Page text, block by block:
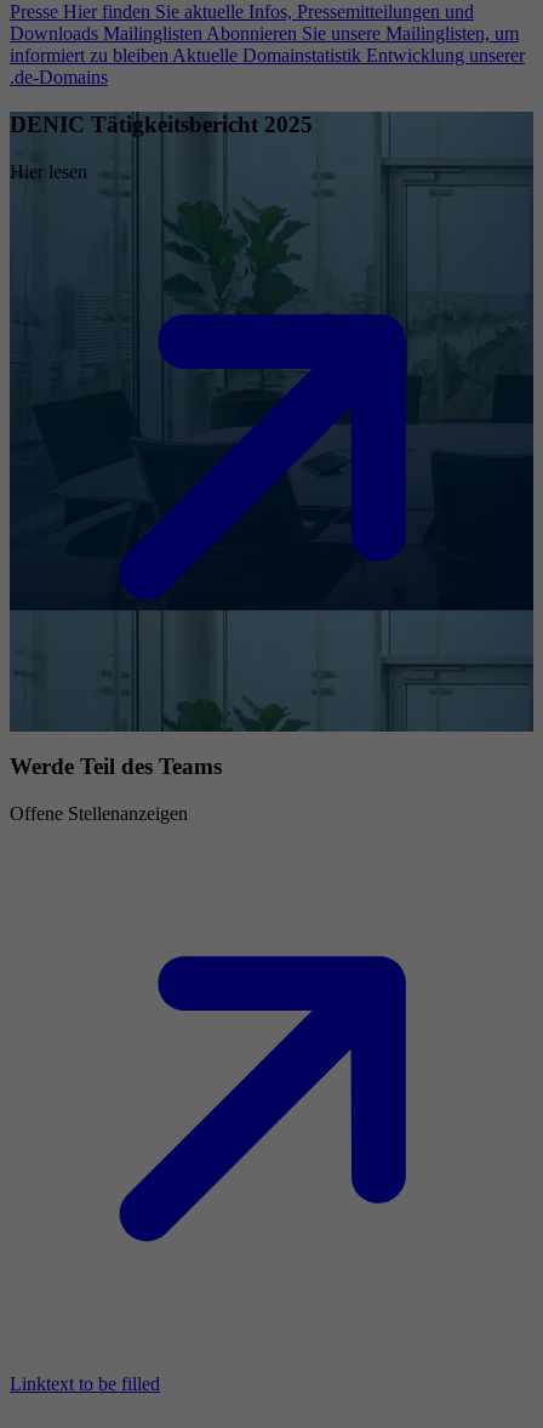
Presse Hier finden Sie aktuelle Infos, Pressemitteilungen und
Downloads Mailinglisten Abonnieren Sie unsere Mailinglisten, um
informiert zu bleiben Aktuelle Domainstatistik Entwicklung unserer
.de-Domains
DENIC Tätigkeitsbericht 2025
Hier lesen
Werde Teil des Teams
Offene Stellenanzeigen
Linktext to be filled